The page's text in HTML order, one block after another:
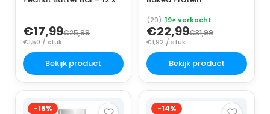
€17,99€25,99
€1,50 / stuk
Bekijk product
(20)· 19× verkocht
€22,99€31,99
€1,92 / stuk
Bekijk product
-15% -14%